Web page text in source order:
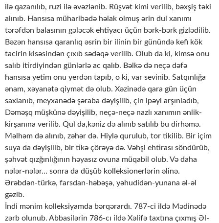
ilə qazanılıb, ruzi ilə əvəzlənib. Rüşvət kimi verilib, bəxşiş təki
alınıb. Hansısa müharibədə həlak olmuş ərin dul xanımı
tərəfdən balasının gələcək ehtiyacı üçün bərk-bərk gizlədilib.
Bəzən hansısa qaranlıq əsrin bir ilinin bir günündə kefi kök
tacirin kisəsindən çıxıb sədəqə verilib. Olub da ki, kimsə onu
salıb itirdiyindən günlərlə ac qalıb. Bəlkə də neçə dəfə
hansısa yetim onu yerdən tapıb, o ki, var sevinib. Satqınlığa
ənam, xəyanətə qiymət də olub. Xəzinədə qara gün üçün
saxlanıb, meyxanədə şəraba dəyişilib, çin ipəyi arşınladıb,
Dəməşq müşkünə dəyişilib, neçə-neçə nazlı xanımın ənlik-
kirşanına verilib. Qul da,kəniz də alınıb satılıb bu dirhəmə.
Məlhəm də alınıb, zəhər də. Hiylə qurulub, tor tikilib. Bir içim
suya da dəyişilib, bir tikə çörəyə də. Vəhşi ehtirası söndürüb,
şəhvət qızğınlığının həyasız ovuna müqabil olub. Və daha
nələr-nələr… sonra da düşüb kolleksionerlərin əlinə.
Ərəbdən-türkə, farsdan-həbəşə, yəhudidən-yunana əl-əl
gəzib.
İndi mənim kolleksiyamda bərqərardı. 787-ci ildə Mədinədə
zərb olunub. Abbasilərin 786-cı ildə Xəlifə taxtına çıxmış Əl-